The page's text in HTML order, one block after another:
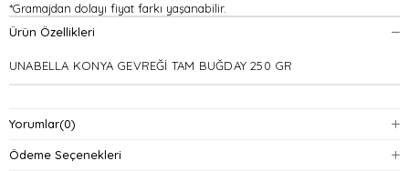
*Gramajdan dolayı fiyat farkı yaşanabilir.
Ürün Özellikleri
UNABELLA KONYA GEVREĞİ TAM BUĞDAY 250 GR
Yorumlar(0)
Ödeme Seçenekleri